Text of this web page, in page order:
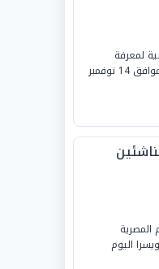
لمعرفة
القنوات الناقلة لمباراة مصر وأوزبكستان اليوم الجمعة الموافق 14 نوفمبر
المصرية
اليوم